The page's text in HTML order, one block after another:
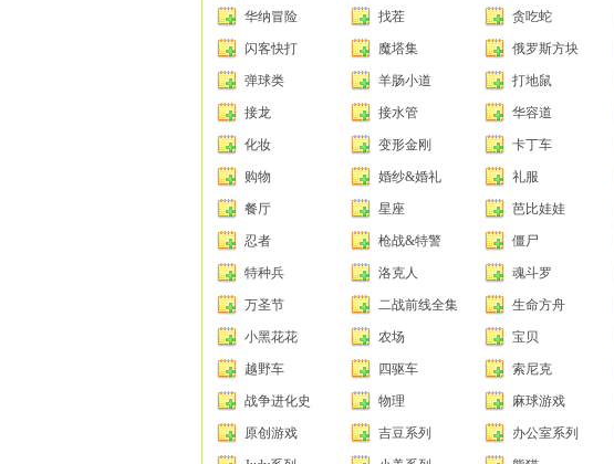
华纳冒险 找茬 贪吃蛇
闪客快打 魔塔集 俄罗斯方块
弹球类 羊肠小道 打地鼠
接龙 接水管 华容道
化妆 变形金刚 卡丁车
购物 婚纱&婚礼 礼服
餐厅 星座 芭比娃娃
忍者 枪战&特警 僵尸
特种兵 洛克人 魂斗罗
万圣节 二战前线全集 生命方舟
小黑花花 农场 宝贝
越野车 四驱车 索尼克
战争进化史 物理 麻球游戏
原创游戏 吉豆系列 办公室系列